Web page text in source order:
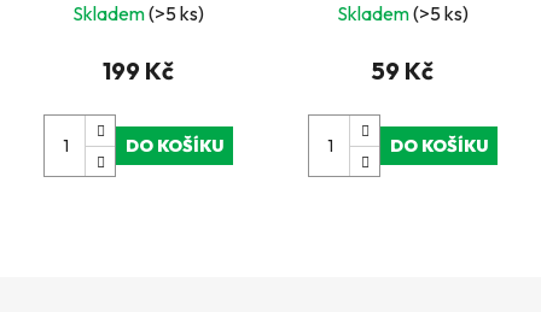
Skladem(>5 ks)
199 Kč
DO KOŠÍKU
Skladem(>5 ks)
59 Kč
DO KOŠÍKU